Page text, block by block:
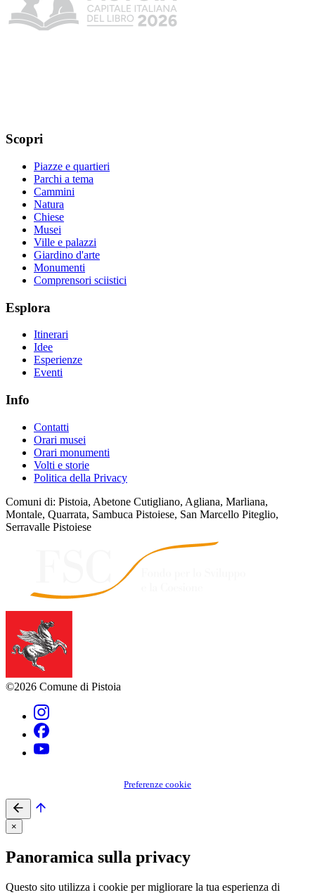
Scopri
Piazze e quartieri
Parchi a tema
Cammini
Natura
Chiese
Musei
Ville e palazzi
Giardino d'arte
Monumenti
Comprensori sciistici
Esplora
Itinerari
Idee
Esperienze
Eventi
Info
Contatti
Orari musei
Orari monumenti
Volti e storie
Politica della Privacy
Comuni di: Pistoia, Abetone Cutigliano, Agliana, Marliana,
Montale, Quarrata, Sambuca Pistoiese, San Marcello Piteglio,
Serravalle Pistoiese
©2026 Comune di Pistoia
Preferenze cookie
×
Panoramica sulla privacy
Questo sito utilizza i cookie per migliorare la tua esperienza di